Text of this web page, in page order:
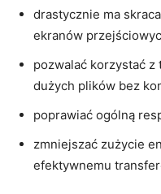
drastycznie ma
ekranów
pozwalać korzystać
dużych plików bez
poprawiać ogólną
zmniejszać zużycie
efektywnemu